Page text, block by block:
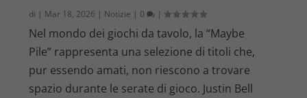
di | Mar 18, 2026 | Notizie | 0 |
Nel mondo dei giochi da tavolo, la “Maybe
Pile” rappresenta una selezione di titoli che,
pur essendo amati, non riescono a trovare
spazio durante le serate di gioco. Justin Bell